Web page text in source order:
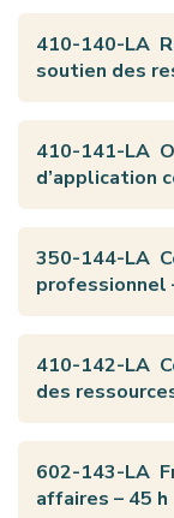
410-140-LA
soutien des
410-141-LA
d’application
350-144-LA
professionnel
410-142-LA
des
602-143-LA
affaires – 45 h